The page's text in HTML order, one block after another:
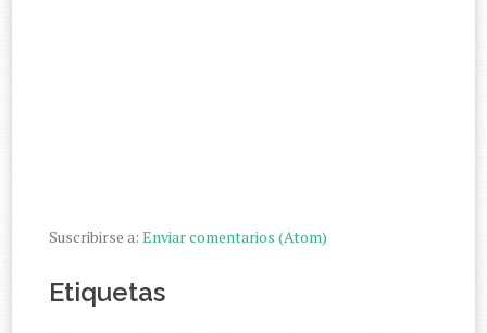
Suscribirse a:Enviar comentarios (Atom)
Etiquetas